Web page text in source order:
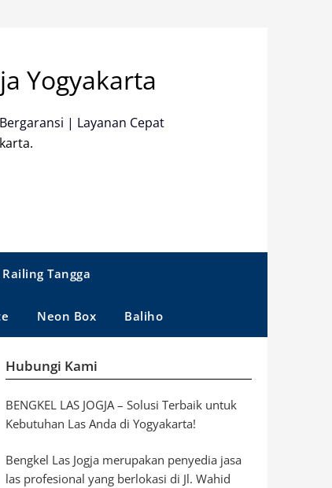
Yogyakarta
| Layanan Cepat
Railing Tangga
Neon Box Baliho
Hubungi Kami
BENGKEL LAS JOGJA – Solusi Terbaik untuk
Kebutuhan Las Anda di Yogyakarta!
Bengkel Las Jogja merupakan penyedia jasa
las profesional yang berlokasi di Jl. Wahid